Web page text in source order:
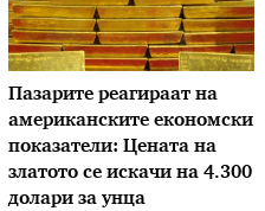
Пазарите реагираат на
американските економски
показатели: Цената на
златото се искачи на 4.300
долари за унца